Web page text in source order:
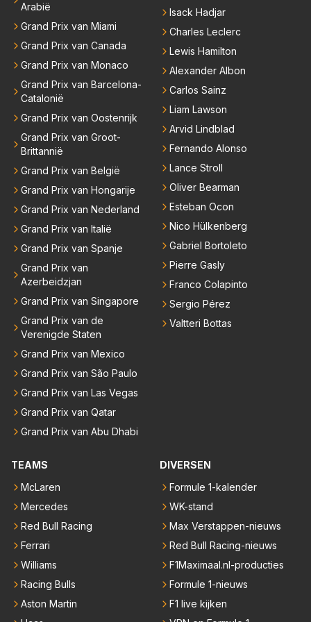
Arabië
Grand Prix van Miami
Grand Prix van Canada
Grand Prix van Monaco
Grand Prix van Barcelona-
Catalonië
Grand Prix van Oostenrijk
Grand Prix van Groot-
Brittannië
Grand Prix van België
Grand Prix van Hongarije
Grand Prix van Nederland
Grand Prix van Italië
Grand Prix van Spanje
Grand Prix van
Azerbeidzjan
Grand Prix van Singapore
Grand Prix van de
Verenigde Staten
Grand Prix van Mexico
Grand Prix van São Paulo
Grand Prix van Las Vegas
Grand Prix van Qatar
Grand Prix van Abu Dhabi
Isack Hadjar
Charles Leclerc
Lewis Hamilton
Alexander Albon
Carlos Sainz
Liam Lawson
Arvid Lindblad
Fernando Alonso
Lance Stroll
Oliver Bearman
Esteban Ocon
Nico Hülkenberg
Gabriel Bortoleto
Pierre Gasly
Franco Colapinto
Sergio Pérez
Valtteri Bottas
TEAMS
McLaren
Mercedes
Red Bull Racing
Ferrari
Williams
Racing Bulls
Aston Martin
DIVERSEN
Formule 1-kalender
WK-stand
Max Verstappen-nieuws
Red Bull Racing-nieuws
F1Maximaal.nl-producties
Formule 1-nieuws
F1 live kijken